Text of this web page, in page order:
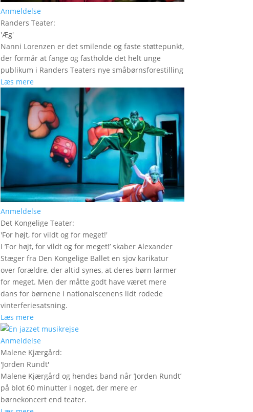
Anmeldelse
Randers Teater:
'Æg'
Nanni Lorenzen er det smilende og faste støttepunkt,
der formår at fange og fastholde det helt unge
publikum i Randers Teaters nye småbørnsforestilling
Læs mere
Anmeldelse
Det Kongelige Teater:
'For højt, for vildt og for meget!'
I ’For højt, for vildt og for meget!’ skaber Alexander
Stæger fra Den Kongelige Ballet en sjov karikatur
over forældre, der altid synes, at deres børn larmer
for meget. Men der måtte godt have været mere
dans for børnene i nationalscenens lidt rodede
vinterferiesatsning.
Læs mere
Anmeldelse
Malene Kjærgård:
'Jorden Rundt'
Malene Kjærgård og hendes band når ’Jorden Rundt’
på blot 60 minutter i noget, der mere er
børnekoncert end teater.